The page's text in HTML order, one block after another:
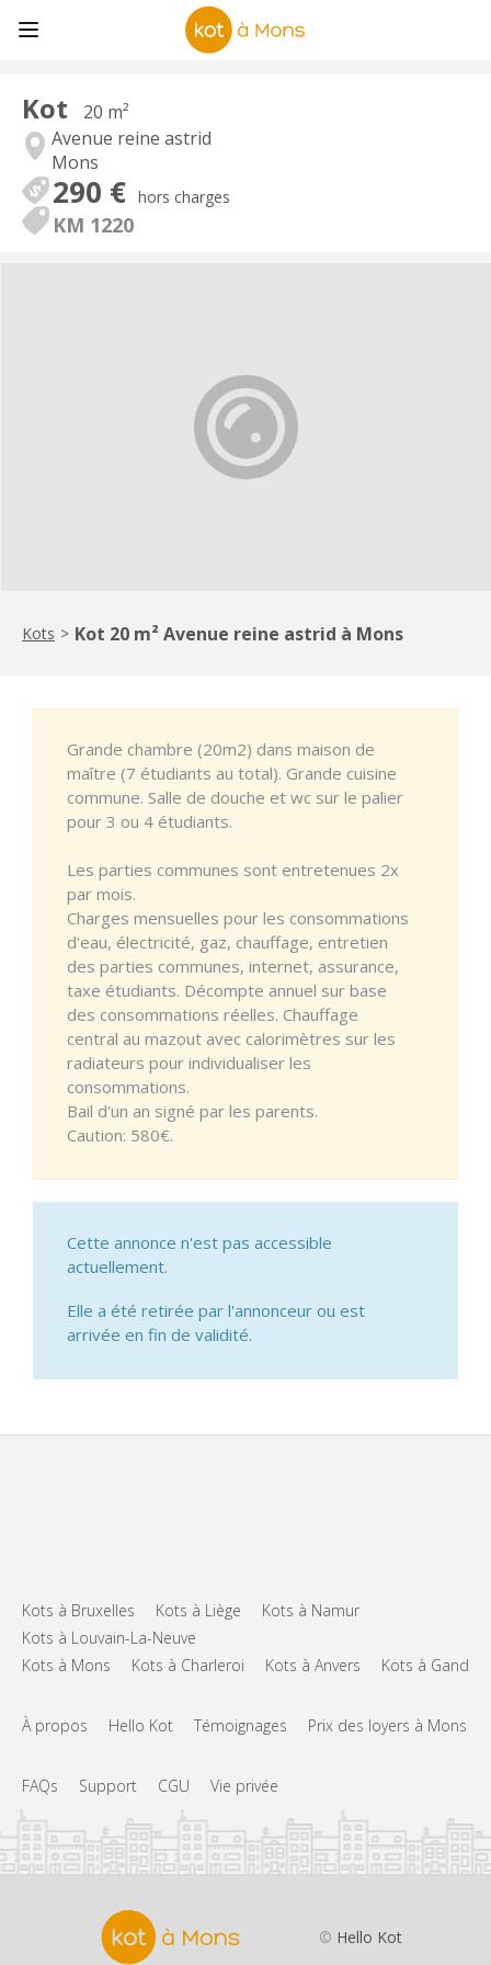
Kot
20 m²
Avenue reine astrid
Mons
290 € hors charges
KM 1220
Kots > Kot 20 m² Avenue reine astrid à Mons
Grande chambre (20m2) dans maison de
maître (7 étudiants au total). Grande cuisine
commune. Salle de douche et wc sur le palier
pour 3 ou 4 étudiants.
Les parties communes sont entretenues 2x
par mois.
Charges mensuelles pour les consommations
d'eau, électricité, gaz, chauffage, entretien
des parties communes, internet, assurance,
taxe étudiants. Décompte annuel sur base
des consommations réelles. Chauffage
central au mazout avec calorimètres sur les
radiateurs pour individualiser les
consommations.
Bail d'un an signé par les parents.
Caution: 580€.
Cette annonce n'est pas accessible
actuellement.
Elle a été retirée par l'annonceur ou est
arrivée en fin de validité.
Kots à Bruxelles Kots à Liège
Kots à Namur
Kots à Louvain-La-Neuve
Kots à Mons
Kots à Charleroi Kots à Anvers Kots à Gand
À propos Hello Kot Témoignages Prix des loyers à Mons
FAQs Support CGU Vie privée
© Hello Kot